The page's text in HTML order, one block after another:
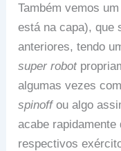
Também vemos
está na capa), que
anteriores, tendo
super robot
algumas vezes
spinoffou algo
acabe
respectivos